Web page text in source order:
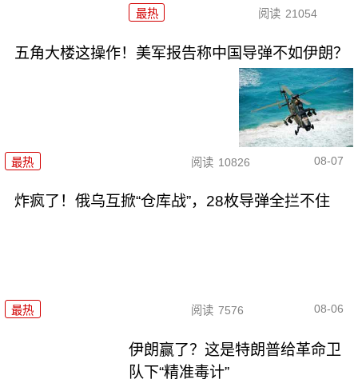
最热 阅读 21054
五角大楼这操作！美军报告称中国导弹不如伊朗？
最热 阅读 10826 08-07
炸疯了！俄乌互掀“仓库战”，28枚导弹全拦不住
最热 阅读 7576 08-06
伊朗赢了？这是特朗普给革命卫
队下“精准毒计”